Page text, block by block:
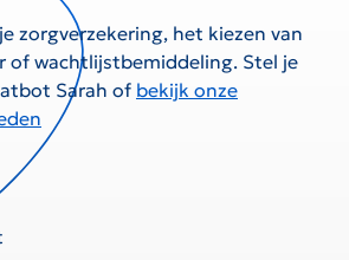
zorgverzekering, het kiezen van
of wachtlijstbemiddeling. Stel je
Sarah of bekijk onze